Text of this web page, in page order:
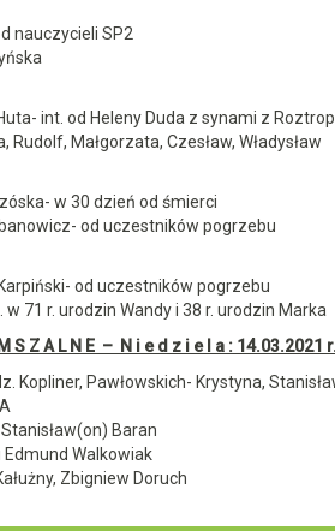
nauczycieli SP2
int. od Heleny Duda z synami z
Rudolf, Małgorzata, Czesław, Władysław
w 30 dzień od śmierci
od uczestników pogrzebu
od uczestników pogrzebu
w 71 r. urodzin Wandy i 38 r. urodzin Marka
S Z A L N E – N i e d z i e l a : 14.03.2021 r.
Kopliner, Pawłowskich- Krystyna,
Baran
Edmund Walkowiak
Zbigniew Doruch